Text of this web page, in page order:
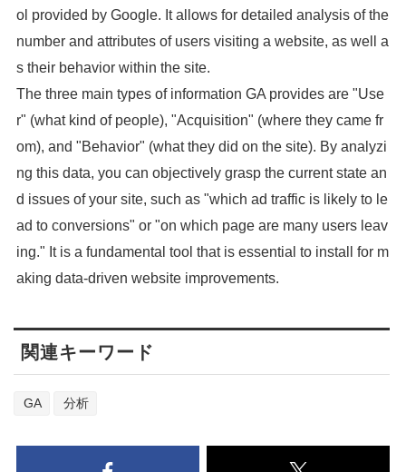
ol provided by Google. It allows for detailed analysis of the
number and attributes of users visiting a website, as well a
s their behavior within the site.
The three main types of information GA provides are "Use
r" (what kind of people), "Acquisition" (where they came fr
om), and "Behavior" (what they did on the site). By analyzi
ng this data, you can objectively grasp the current state an
d issues of your site, such as "which ad traffic is likely to le
ad to conversions" or "on which page are many users leav
ing." It is a fundamental tool that is essential to install for m
aking data-driven website improvements.
関連キーワード
GA 分析